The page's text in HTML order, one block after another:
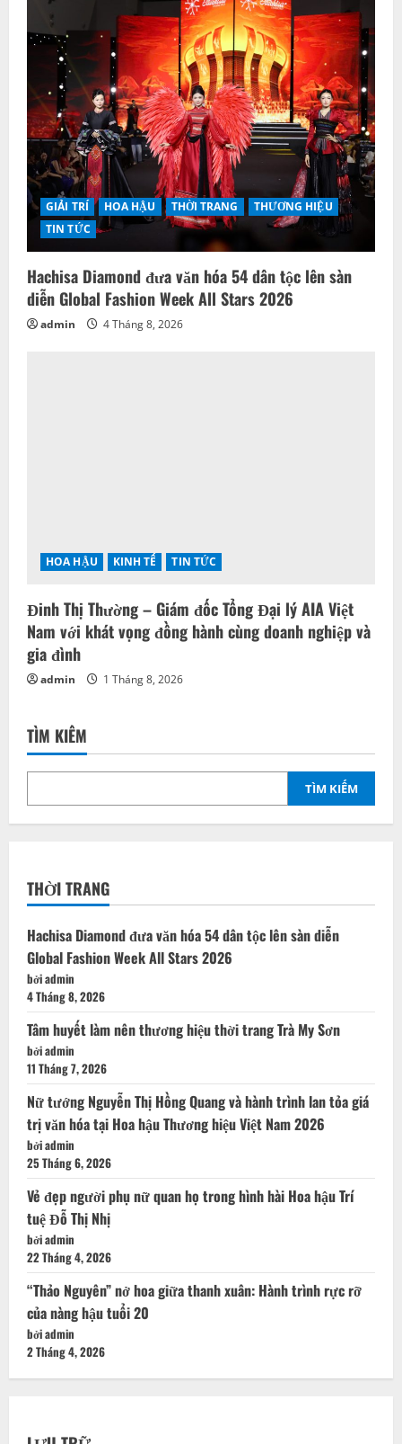
GIẢI TRÍ HOA HẬU THỜI TRANG
THƯƠNG HIỆU
TIN TỨC
Hachisa Diamond đưa văn hóa 54 dân tộc lên sàn
diễn Global Fashion Week All Stars 2026
admin 4 Tháng 8, 2026
HOA HẬU KINH TẾ TIN TỨC
Đinh Thị Thường – Giám đốc Tổng Đại lý AIA Việt
Nam với khát vọng đồng hành cùng doanh nghiệp và
gia đình
admin 1 Tháng 8, 2026
TÌM KIẾM
TÌM KIẾM
THỜI TRANG
Hachisa Diamond đưa văn hóa 54 dân tộc lên sàn diễn
Global Fashion Week All Stars 2026
bởi admin
4 Tháng 8, 2026
Tâm huyết làm nên thương hiệu thời trang Trà My Sơn
bởi admin
11 Tháng 7, 2026